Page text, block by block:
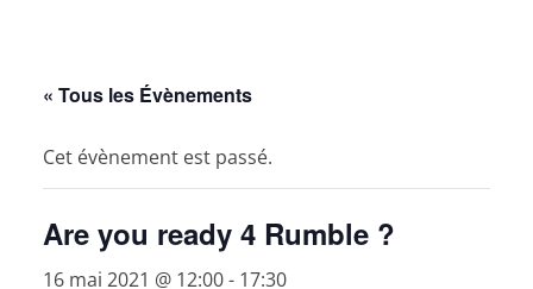
« Tous les Évènements
Cet évènement est passé.
Are you ready 4 Rumble ?
16 mai 2021 @ 12:00- 17:30